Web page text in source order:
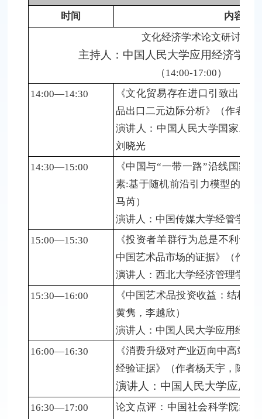
时间
内容
文化经济学术论文研讨
主持人： 中国人民大学应用经济学院
（14:00-17:00）
14:00—14:30
《文化贸易存在进口引致出口
品出口二元边际分析》（作者刘
演讲人：中国人民大学国家发
刘晓光
14:30—15:00
《中国与“一带一路”沿线国家
素:基于随机前沿引力模型的实
马芮）
演讲人：中国传媒大学经管学院
15:00—15:30
《投资者羊群行为总是不利于
中国艺术品市场的证据》（作者
演讲人：西北大学经济管理学院
15:30—16:00
《中国艺术品投资收益：结构
黄隽，李越欣）
演讲人：中国人民大学应用经济
16:00—16:30
《消费升级对产业迈向中高端
经验证据》（作者杨天宇，陈明
演讲人：中国人民大学应用
16:30—17:00 论文点评：中国社会科学院经